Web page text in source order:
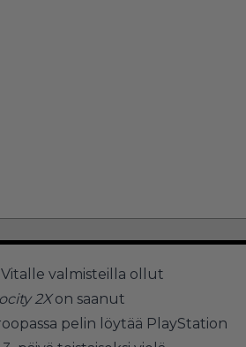
valmisteilla ollut
2Xon saanut
pelin löytää PlayStation